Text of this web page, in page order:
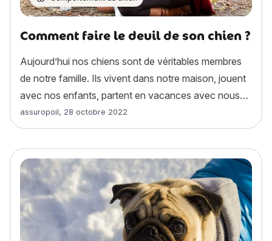
Comment faire le deuil de son chien ?
Aujourd’hui nos chiens sont de véritables membres
de notre famille. Ils vivent dans notre maison, jouent
avec nos enfants, partent en vacances avec nous…
Article rédigé par
assuropoil, 28 octobre 2022